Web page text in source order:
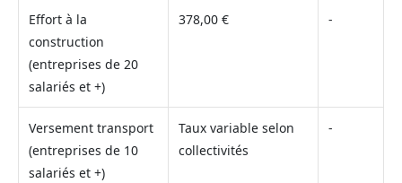
Effort à la
construction
(entreprises de 20
salariés et +)
378,00 € -
Versement transport
(entreprises de 10
salariés et +)
Taux variable selon
collectivités
-